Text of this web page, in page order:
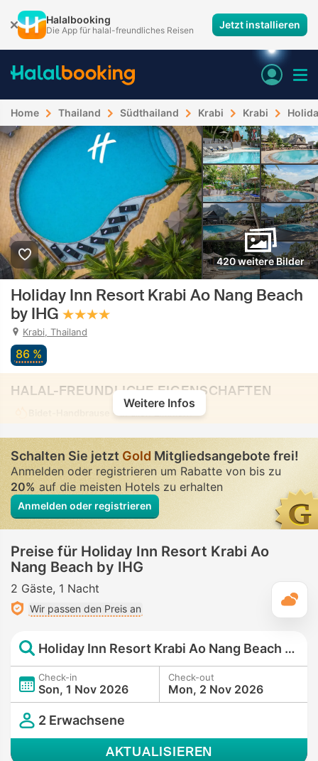
Halalbooking
Die App für halal-freundliches Reisen Jetzt installieren
Home Thailand Südthailand Krabi Krabi
420 weitere Bilder
Holiday Inn Resort Krabi Ao Nang Beach
by IHG
Krabi, Thailand
86 %
HALAL-FREUNDLICHE EIGENSCHAFTEN
• In allen Zimmern
Weitere Infos
Schalten Sie jetztGold Mitgliedsangebote frei!
Anmelden oder registrieren um Rabatte von bis zu
20%auf die meisten Hotels zu erhalten
Anmelden oder registrieren
Preise für Holiday Inn Resort Krabi Ao
Nang Beach by IHG
2 Gäste 1 Nacht
Wir passen den Preis an
Holiday Inn Resort Krabi Ao Nang Beach by IHG
Check-in
Son, 1 Nov 2026
Check-out
Mon, 2 Nov 2026
2 Erwachsene
AKTUALISIEREN